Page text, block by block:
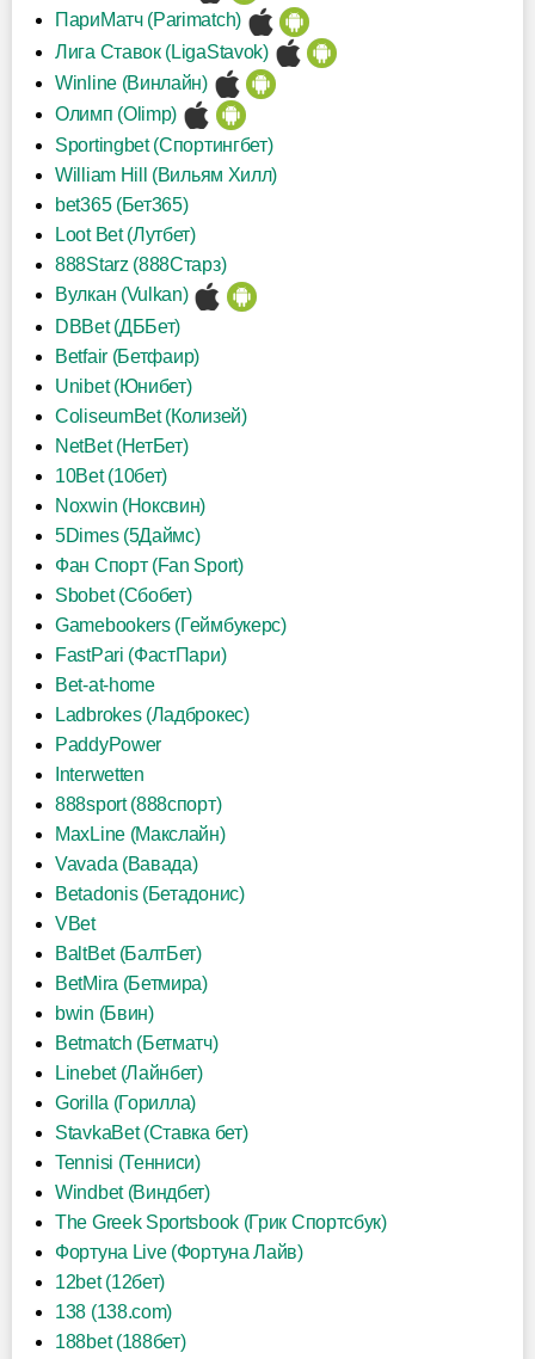
ПариМатч (Parimatch)
Лига Ставок (LigaStavok)
Winline (Винлайн)
Олимп (Olimp)
Sportingbet (Спортингбет)
William Hill (Вильям Хилл)
bet365 (Бет365)
Loot Bet (Лутбет)
888Starz (888Старз)
Вулкан (Vulkan)
DBBet (ДББет)
Betfair (Бетфаир)
Unibet (Юнибет)
ColiseumBet (Колизей)
NetBet (НетБет)
10Bet (10бет)
Noxwin (Ноксвин)
5Dimes (5Даймс)
Фан Спорт (Fan Sport)
Sbobet (Сбобет)
Gamebookers (Геймбукерс)
FastPari (ФастПари)
Bet-at-home
Ladbrokes (Ладброкес)
PaddyPower
Interwetten
888sport (888спорт)
MaxLine (Макслайн)
Vavada (Вавада)
Betadonis (Бетадонис)
VBet
BaltBet (БалтБет)
BetMira (Бетмира)
bwin (Бвин)
Betmatch (Бетматч)
Linebet (Лайнбет)
Gorilla (Горилла)
StavkaBet (Ставка бет)
Tennisi (Тенниси)
Windbet (Виндбет)
The Greek Sportsbook (Грик Спортсбук)
Фортуна Live (Фортуна Лайв)
12bet (12бет)
138 (138.com)
188bet (188бет)